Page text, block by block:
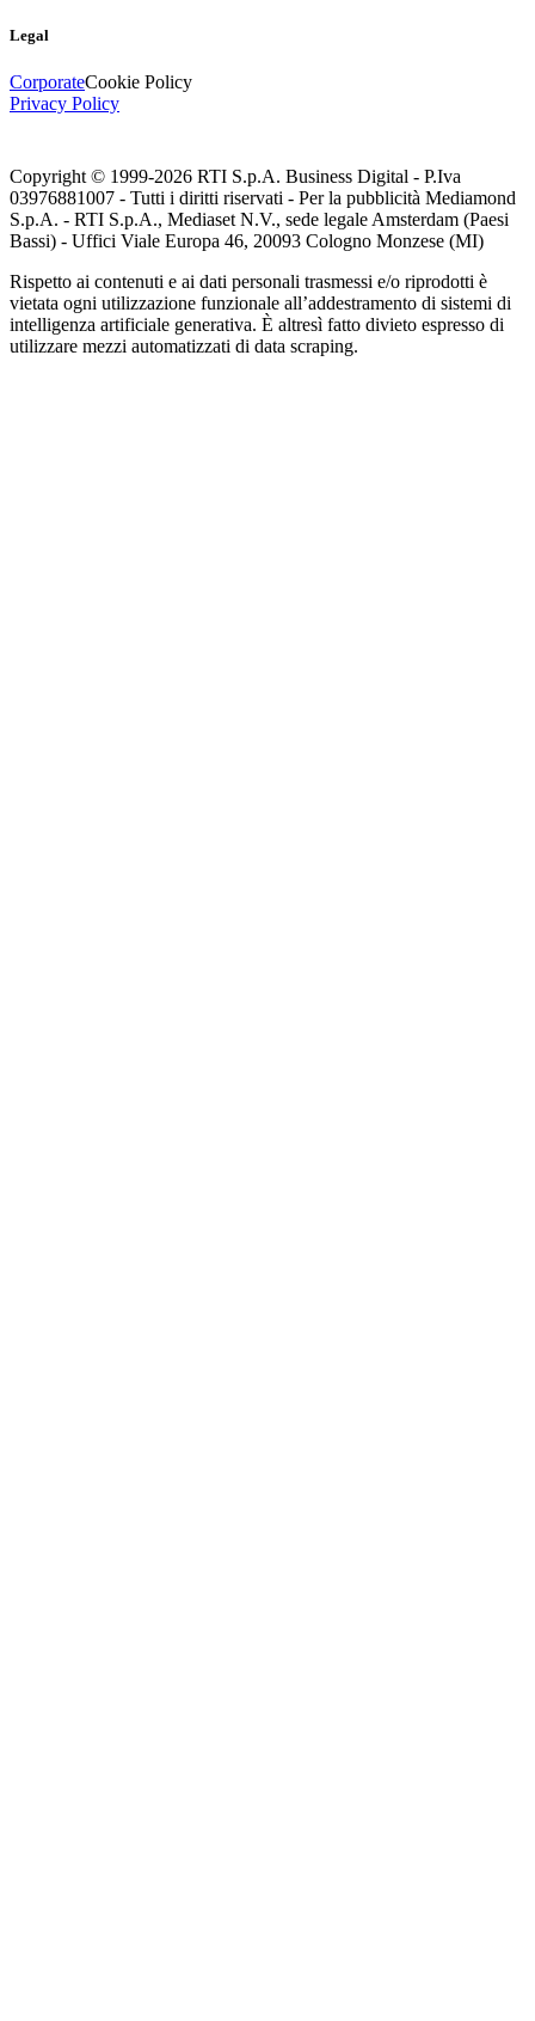
Legal
CorporateCookie Policy
Privacy Policy
Copyright © 1999-2026 RTI S.p.A. Business Digital - P.Iva
03976881007 - Tutti i diritti riservati - Per la pubblicità Mediamond
S.p.A. - RTI S.p.A., Mediaset N.V., sede legale Amsterdam (Paesi
Bassi) - Uffici Viale Europa 46, 20093 Cologno Monzese (MI)
Rispetto ai contenuti e ai dati personali trasmessi e/o riprodotti è
vietata ogni utilizzazione funzionale all’addestramento di sistemi di
intelligenza artificiale generativa. È altresì fatto divieto espresso di
utilizzare mezzi automatizzati di data scraping.